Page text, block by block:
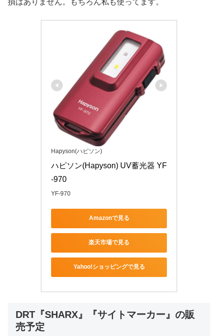
損はありません。もちろん私も使ってます。
Hapyson(ハピソン)
ハピソン(Hapyson) UV蓄光器 YF
-970
YF-970
Amazonで見る
楽天市場で見る
Yahoo!ショッピングで見る
DRT『SHARX』『サイトマーカー』の販
売予定